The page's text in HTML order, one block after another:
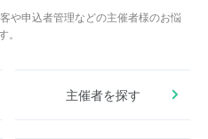
や申込者管理などの主催者様のお悩
。
主催者を探す